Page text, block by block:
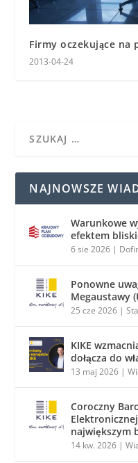
Firmy oczekujące na
2013-04-24
NAJNOWSZE
Warunkowe
efektem
6 sie 2026 |
Ponowne
Megaustawy
25 cze 2026 |
KIKE
dołącza do
13 maj 2026 |
Coroczny
największym
14 kw. 2026 |